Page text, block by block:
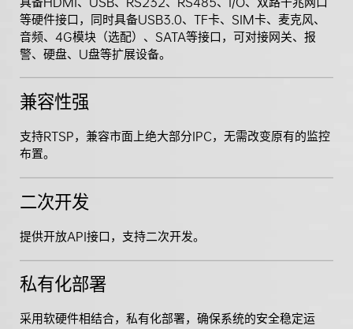
等硬件接口，同时具备USB3.0、TF卡、SIM卡、麦克风、
音频、4G模块（选配）、SATA等接口，可对接网关、报
警、硬盘、U盘等扩展设备。
兼容性强
支持RTSP，兼容市面上绝大部分IPC，无需改变原有的监控
布置。
二次开发
提供开放API接口，支持二次开发。
私有化部署
采用软硬件相结合，私有化部署，确保系统的安全稳定运